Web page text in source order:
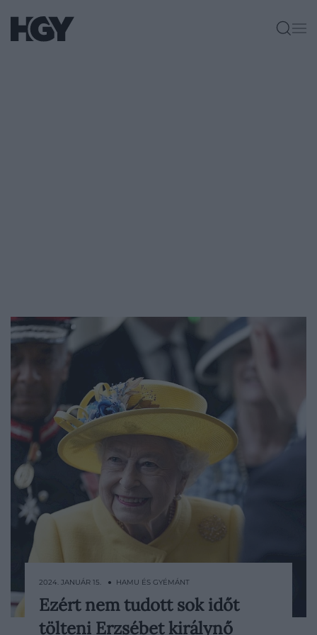
Harry herceg és Meghan Markle két
kisgyermekükkel, Archie Harrisonnal és
2024. JANUÁR 15. ● HAMU ÉS GYÉMÁNT
Ezért nem tudott sok időt
tölteni Erzsébet királynő